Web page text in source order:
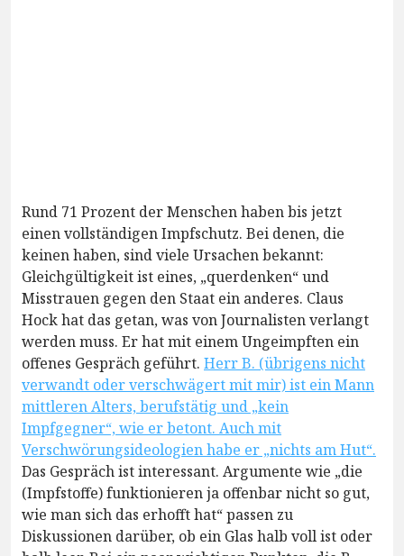
Rund 71 Prozent der Menschen haben bis jetzt
einen vollständigen Impfschutz. Bei denen, die
keinen haben, sind viele Ursachen bekannt:
Gleichgültigkeit ist eines, „querdenken“ und
Misstrauen gegen den Staat ein anderes. Claus
Hock hat das getan, was von Journalisten verlangt
werden muss. Er hat mit einem Ungeimpften ein
offenes Gespräch geführt. Herr B. (übrigens nicht
verwandt oder verschwägert mit mir) ist ein Mann
mittleren Alters, berufstätig und „kein
Impfgegner“, wie er betont. Auch mit
Verschwörungsideologien habe er „nichts am Hut“.
Das Gespräch ist interessant. Argumente wie „die
(Impfstoffe) funktionieren ja offenbar nicht so gut,
wie man sich das erhofft hat“ passen zu
Diskussionen darüber, ob ein Glas halb voll ist oder